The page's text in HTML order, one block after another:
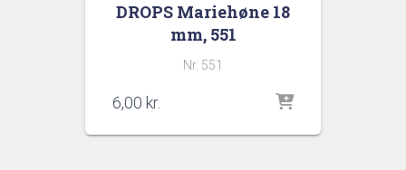
DROPS Mariehøne 18
mm, 551
Nr. 551
6,00 kr.